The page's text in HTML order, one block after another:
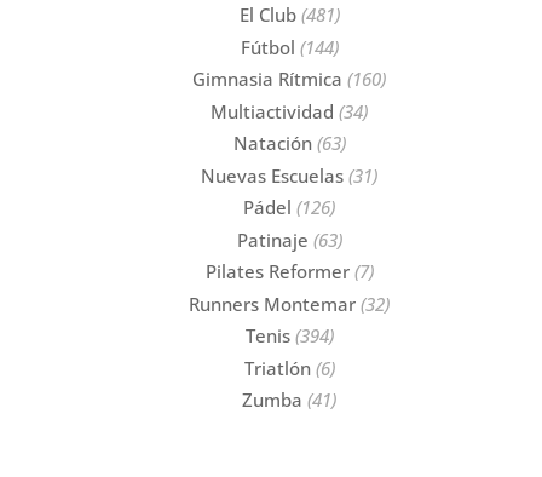
El Club(481)
Fútbol (144)
Gimnasia Rítmica (160)
Multiactividad (34)
Natación(63)
Nuevas Escuelas (31)
Pádel (126)
Patinaje (63)
Pilates Reformer(7)
Runners Montemar (32)
Tenis(394)
Triatlón(6)
Zumba (41)